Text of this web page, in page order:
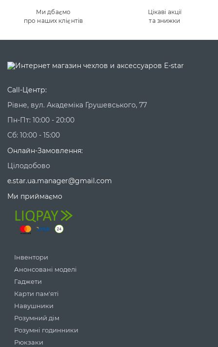
Ми дбаємо
про наших клієнтів
Цікаві акції
та знижки
Call-Центр:
Рівне, вул. Академіка Грушевського, 77
Пн-Пт: 10:00 - 20:00
Сб: 10:00 - 15:00
Онлайн-Замовлення:
Цілодобово
e.star.ua.manager@gmail.com
Ми приймаємо
Інвентори
Анонсовані моделі
Гаджети
Карти пам'яті
Навушники
Розумний дім
Розумні годинники
Рюкзаки